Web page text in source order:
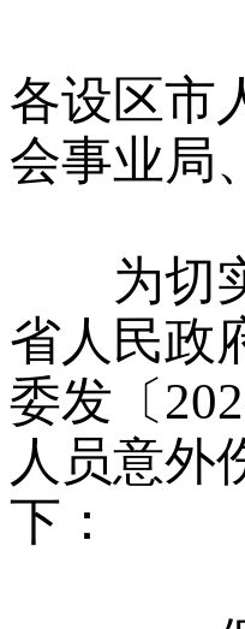
各设区市
会事业局
为切实
省人民政
委发〔
人员意外
下：